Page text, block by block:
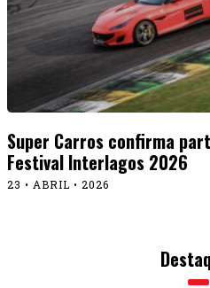
Super Carros confirma
Festival Interlagos 2026
23 • ABRIL • 2026